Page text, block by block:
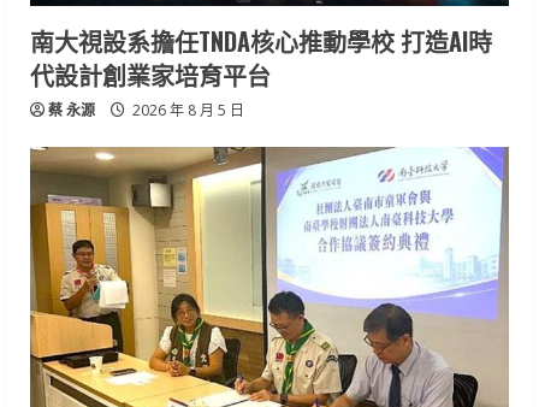
南大視設系擔任TNDA核心推動學校 打造AI時
代設計創業家培育平台
蔡 永源 2026 年 8 月 5 日